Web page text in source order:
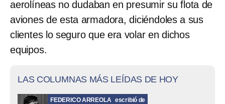
aerolíneas no dudaban en presumir su flota de
aviones de esta armadora, diciéndoles a sus
clientes lo seguro que era volar en dichos
equipos.
LAS COLUMNAS MÁS LEÍDAS DE HOY
FEDERICO ARREOLA escribió de